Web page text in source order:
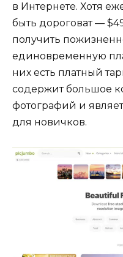
в Интернете. Хотя
быть дороговат —
получить
единовременную
них есть платный
содержит большое
фотографий и
для новичков.